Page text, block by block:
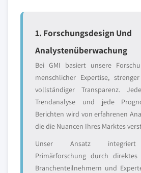
1. Forschungsdesign Und
Analystenüberwachung
Bei GMI basiert unsere
menschlicher Expertise,
vollständiger Transparenz.
Trendanalyse und jede
Berichten wird von erfahrenen
die die Nuancen Ihres Marktes
Unser Ansatz integriert
Primärforschung durch
Branchenteilnehmern und